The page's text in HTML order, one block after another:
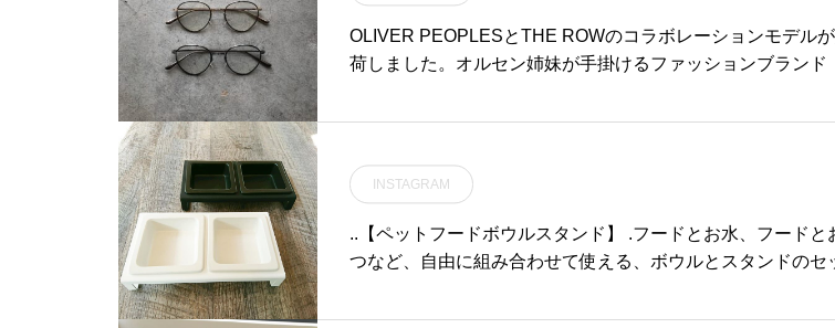
OLIVER PEOPLESとTHE ROWのコラボレーションモデル
荷しました。オルセン姉妹が手掛けるファッションブランド
す。(オルセン姉妹といえばアメリカのドラマ「フルハウス
ションはフレーム全体に施されたヘアラインが美しく、フラ
レンズと相まって独特の輝きを放ちます。 男女ともに合わ
すく、シンプルですが高級感漂うデザイン。是非店頭でお試
ださい。#haus_matsue #hausmatsue#haus_megane
INSTAGRAM
..【ペットフードボウルスタンド】 .フードとお水、フードと
つなど、自由に組み合わせて使える、ボウルとスタンドのセ
わったら簡単に洗えますよ◎..スタンド次なので、楽な姿勢